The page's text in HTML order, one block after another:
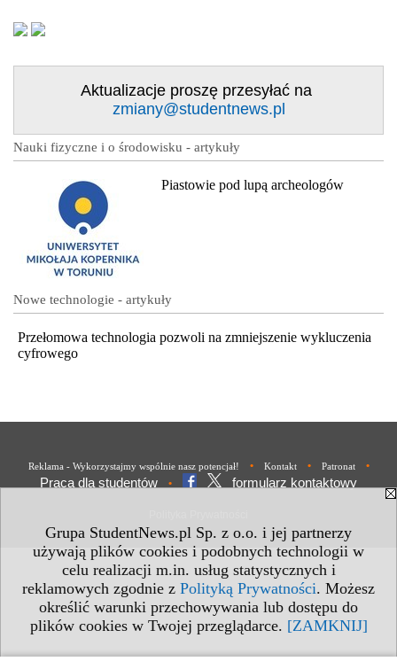
Grupa StudentNews.pl Sp. z o.o. i jej partnerzy
używają plików cookies i podobnych technologii w
celu realizacji m.in. usług statystycznych i
reklamowych zgodnie z Polityką Prywatności. Możesz
określić warunki przechowywania lub dostępu do
plików cookies w Twojej przeglądarce. [ZAMKNIJ]
Aktualizacje proszę przesyłać na
zmiany@studentnews.pl
Nauki fizyczne i o środowisku - artykuły
Piastowie pod lupą archeologów
Nowe technologie - artykuły
Przełomowa technologia pozwoli na zmniejszenie wykluczenia
cyfrowego
Reklama - Wykorzystajmy wspólnie nasz potencjał! • Kontakt • Patronat •
Praca dla studentów • formularz kontaktowy